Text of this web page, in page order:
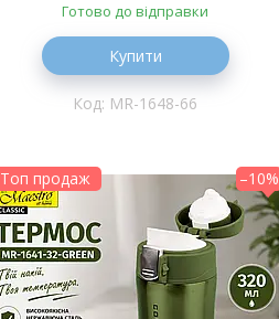
Готово до відправки
Купити
MR-1648-66
Топ продаж –10%